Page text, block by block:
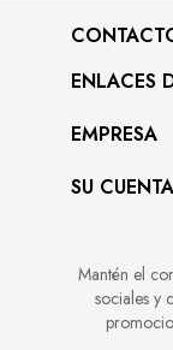
ENLACES
EMPRESA
SU CUENTA
Mantén el
sociales y